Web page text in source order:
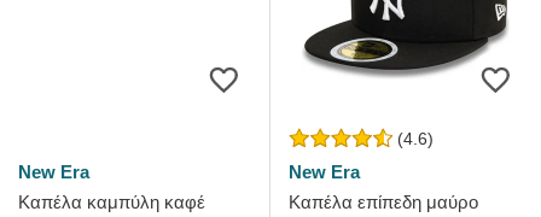
New Era
Καπέλα καμπύλη καφέ
(4.6)
New Era
Καπέλα επίπεδη μαύρο